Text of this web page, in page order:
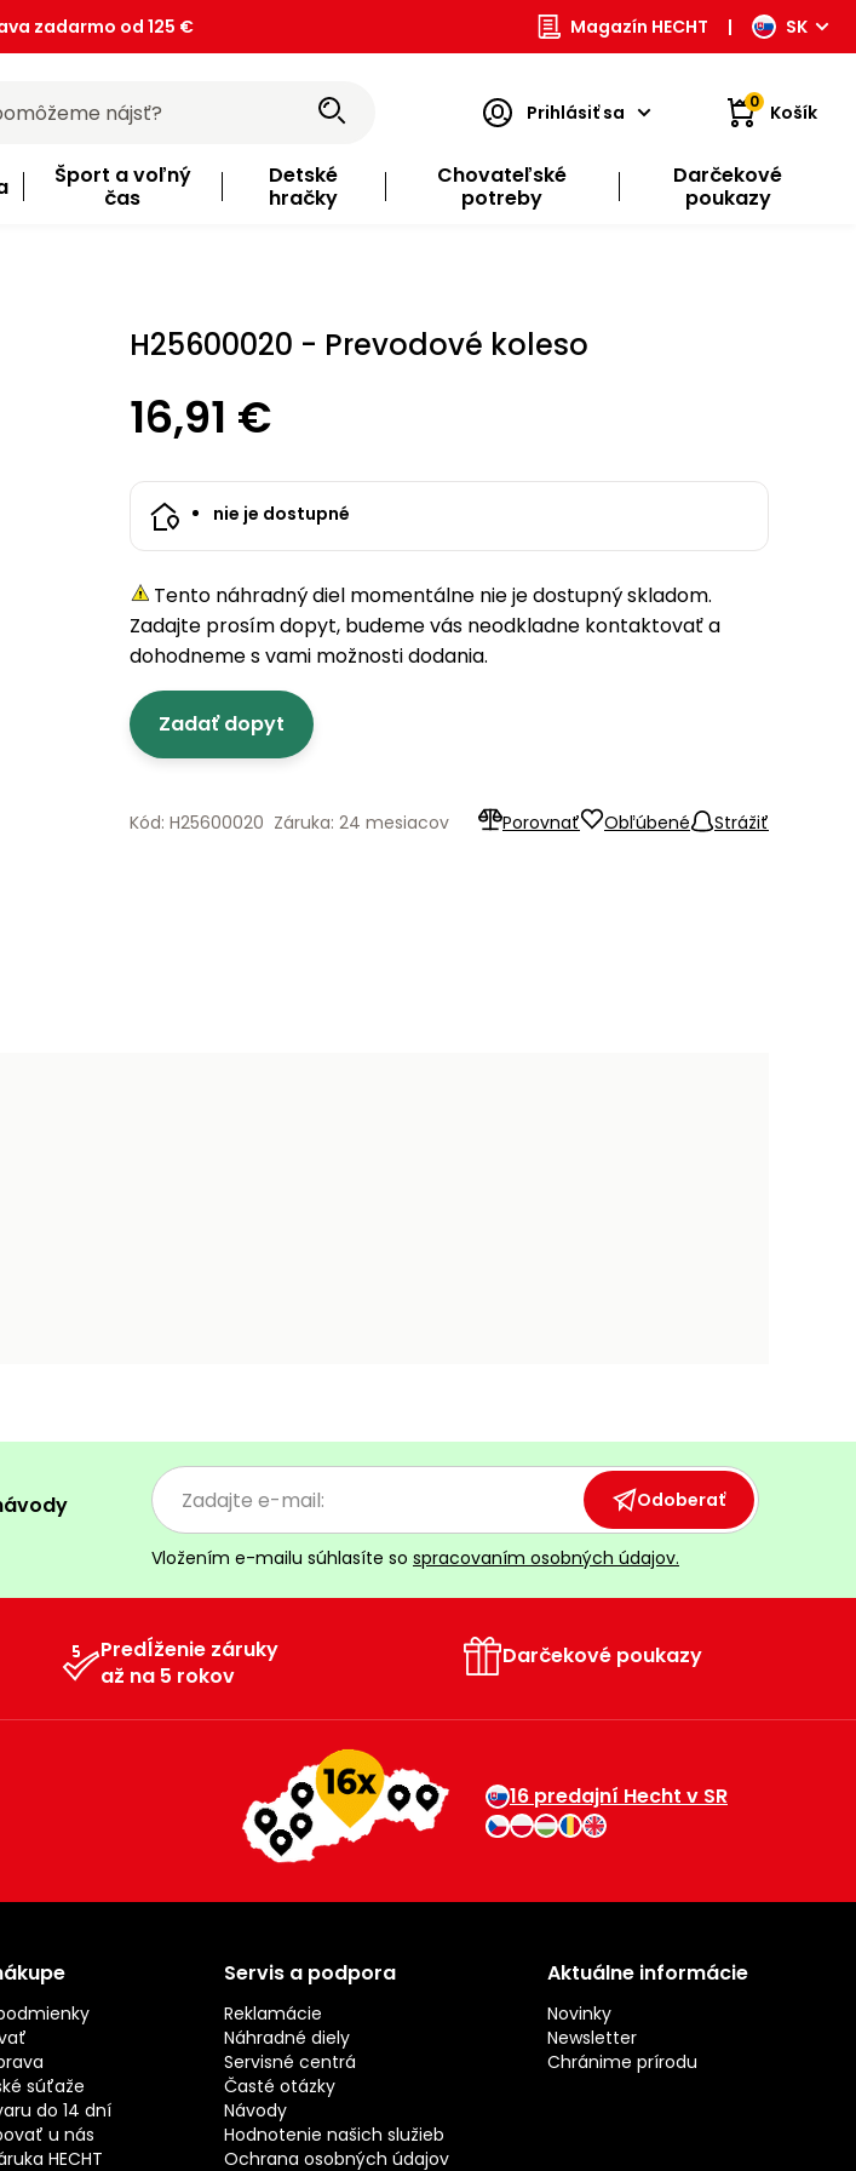
zadarmo od 125 € Magazín HECHT | SK
Prihlásiť sa 0 Košík
Šport a voľný
čas
Detské
hračky
Chovateľské
potreby
Darčekové
poukazy
H25600020 - Prevodové koleso
16,91 €
nie je dostupné
Tento náhradný diel momentálne nie je dostupný skladom.
Zadajte prosím dopyt, budeme vás neodkladne kontaktovať a
dohodneme s vami možnosti dodania.
Zadať dopyt
Porovnať Obľúbené Strážiť
Kód: H25600020 Záruka: 24 mesiacov
Odoberať
Vložením e-mailu súhlasíte so spracovaním osobných údajov.
Predĺženie záruky
až na 5 rokov
Darčekové poukazy
16 predajní Hecht v SR
súťaže
do 14 dní
u nás
HECHT
Servis a podpora
Reklamácie
Náhradné diely
Servisné centrá
Časté otázky
Návody
Hodnotenie našich služieb
Ochrana osobných údajov
Aktuálne informácie
Novinky
Newsletter
Chránime prírodu